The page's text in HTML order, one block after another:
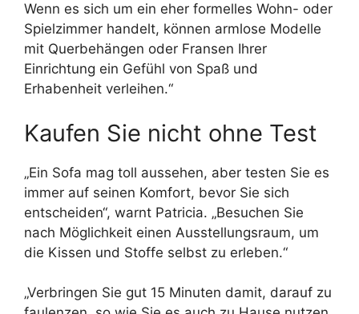
Wenn es sich um ein eher formelles Wohn- oder
Spielzimmer handelt, können armlose Modelle
mit Querbehängen oder Fransen Ihrer
Einrichtung ein Gefühl von Spaß und
Erhabenheit verleihen.“
Kaufen Sie nicht ohne Test
„Ein Sofa mag toll aussehen, aber testen Sie es
immer auf seinen Komfort, bevor Sie sich
entscheiden“, warnt Patricia. „Besuchen Sie
nach Möglichkeit einen Ausstellungsraum, um
die Kissen und Stoffe selbst zu erleben.“
„Verbringen Sie gut 15 Minuten damit, darauf zu